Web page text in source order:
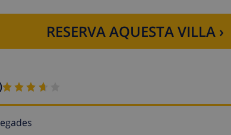
RESERVA AQUESTA VILLA ›